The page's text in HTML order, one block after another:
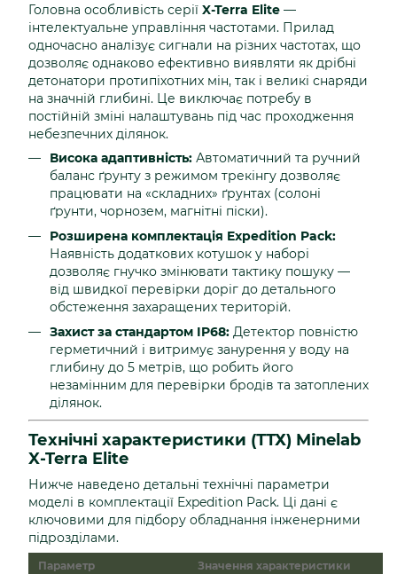
Головна особливість серії X-Terra Elite —
інтелектуальне управління частотами. Прилад
одночасно аналізує сигнали на різних частотах, що
дозволяє однаково ефективно виявляти як дрібні
детонатори протипіхотних мін, так і великі снаряди
на значній глибині. Це виключає потребу в
постійній зміні налаштувань під час проходження
небезпечних ділянок.
Висока адаптивність: Автоматичний та ручний
баланс ґрунту з режимом трекінгу дозволяє
працювати на «складних» ґрунтах (солоні
ґрунти, чорнозем, магнітні піски).
Розширена комплектація Expedition Pack:
Наявність додаткових котушок у наборі
дозволяє гнучко змінювати тактику пошуку —
від швидкої перевірки доріг до детального
обстеження захаращених територій.
Захист за стандартом IP68: Детектор повністю
герметичний і витримує занурення у воду на
глибину до 5 метрів, що робить його
незамінним для перевірки бродів та затоплених
ділянок.
Технічні характеристики (ТТХ) Minelab
X-Terra Elite
Нижче наведено детальні технічні параметри
моделі в комплектації Expedition Pack. Ці дані є
ключовими для підбору обладнання інженерними
підрозділами.
Параметр Значення характеристики